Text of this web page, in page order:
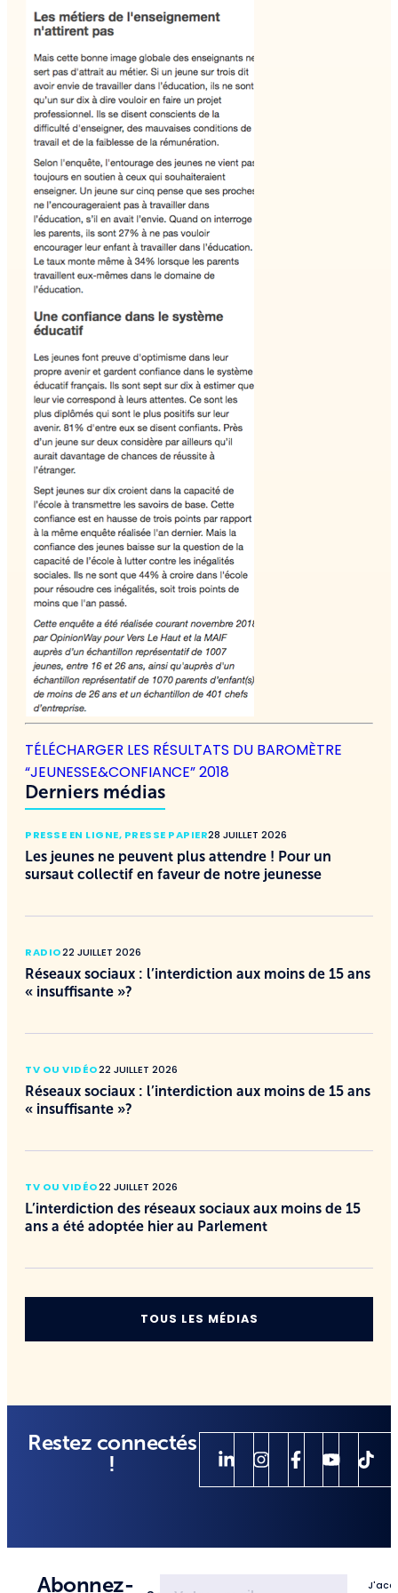
TÉLÉCHARGER LES RÉSULTATS DU BAROMÈTRE
“JEUNESSE&CONFIANCE” 2018
Derniers médias
PRESSE EN LIGNE, PRESSE PAPIER28 JUILLET 2026
Les jeunes ne peuvent plus attendre ! Pour un
sursaut collectif en faveur de notre jeunesse
RADIO22 JUILLET 2026
Réseaux sociaux : l’interdiction aux moins de 15 ans
« insuffisante »?
TV OU VIDÉO22 JUILLET 2026
Réseaux sociaux : l’interdiction aux moins de 15 ans
« insuffisante »?
TV OU VIDÉO22 JUILLET 2026
L’interdiction des réseaux sociaux aux moins de 15
ans a été adoptée hier au Parlement
TOUS LES MÉDIAS
Restez connectés
!
Abonnez-